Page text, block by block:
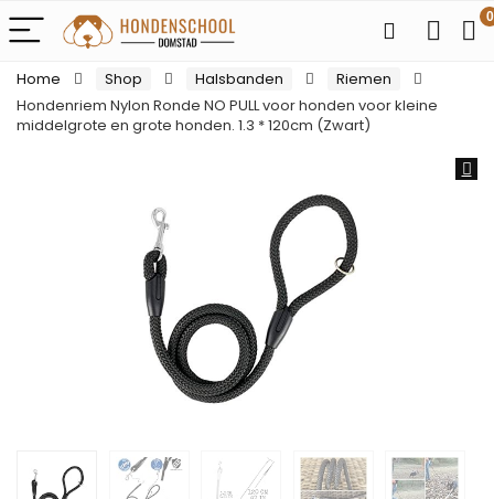
0
Home Shop Halsbanden
Riemen
Hondenriem Nylon Ronde NO PULL voor honden voor kleine
middelgrote en grote honden. 1.3 * 120cm (Zwart)